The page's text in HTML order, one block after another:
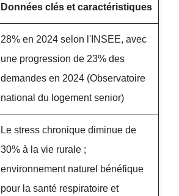
Données clés et caractéristiques
28% en 2024 selon l'INSEE, avec
une progression de 23% des
demandes en 2024 (Observatoire
national du logement senior)
Le stress chronique diminue de
30% à la vie rurale ;
environnement naturel bénéfique
pour la santé respiratoire et